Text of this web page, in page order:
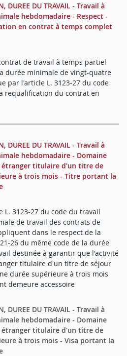
DUREE DU TRAVAIL - Travail à
hebdomadaire - Respect -
en contrat à temps complet
de travail à temps partiel
durée minimale de vingt-quatre
par l'article L. 3123-27 du code
requalification du contrat en
DUREE DU TRAVAIL - Travail à
hebdomadaire - Domaine
étranger titulaire d'un titre de
à trois mois - Titre portant la
L. 3123-27 du code du travail
de travail des contrats de
dans le respect de la
26 du même code de la durée
destinée à garantir que l'activité
titulaire d'un titre de séjour
durée supérieure à trois mois
demeure accessoire
DUREE DU TRAVAIL - Travail à
hebdomadaire - Domaine
étranger titulaire d'un titre de
à trois mois - Visa portant la